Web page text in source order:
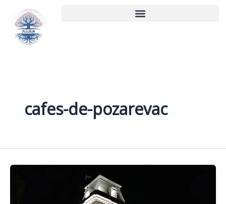
contenu
cafes-de-pozarevac